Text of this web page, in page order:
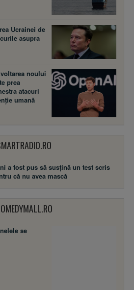
Ucrainei de
asupra
noului
prea
atacuri
umană
a fost pus să susţină un test scris
că nu avea mască
se